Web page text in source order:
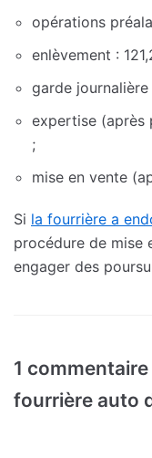
opérations
enlèvement :
garde
expertise (après
;
mise en vente
Si la fourrière a
procédure de mise
engager des
1
fourrière auto